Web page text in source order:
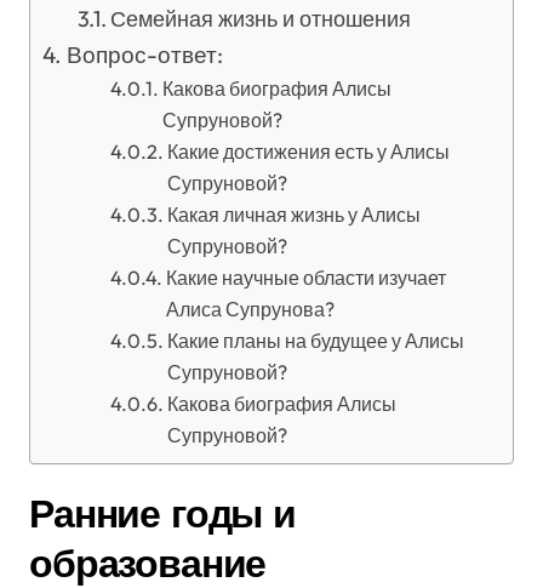
Семейная жизнь и отношения
Вопрос-ответ:
Какова биография Алисы
Супруновой?
Какие достижения есть у Алисы
Супруновой?
Какая личная жизнь у Алисы
Супруновой?
Какие научные области изучает
Алиса Супрунова?
Какие планы на будущее у Алисы
Супруновой?
Какова биография Алисы
Супруновой?
Ранние годы и
образование